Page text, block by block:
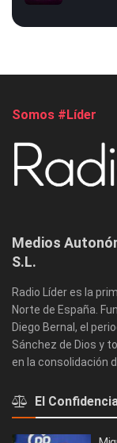
Somos #Líder
Medios
S.L.
Radio Líder es la
Norte de España.
Diego Bernal, el
Sánchez de Dios y
en la consolidación
El